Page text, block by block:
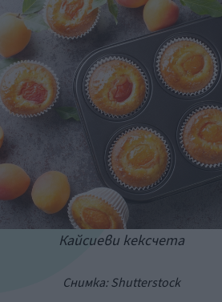
Кайсиеви кексчета
Снимка:Shutterstock